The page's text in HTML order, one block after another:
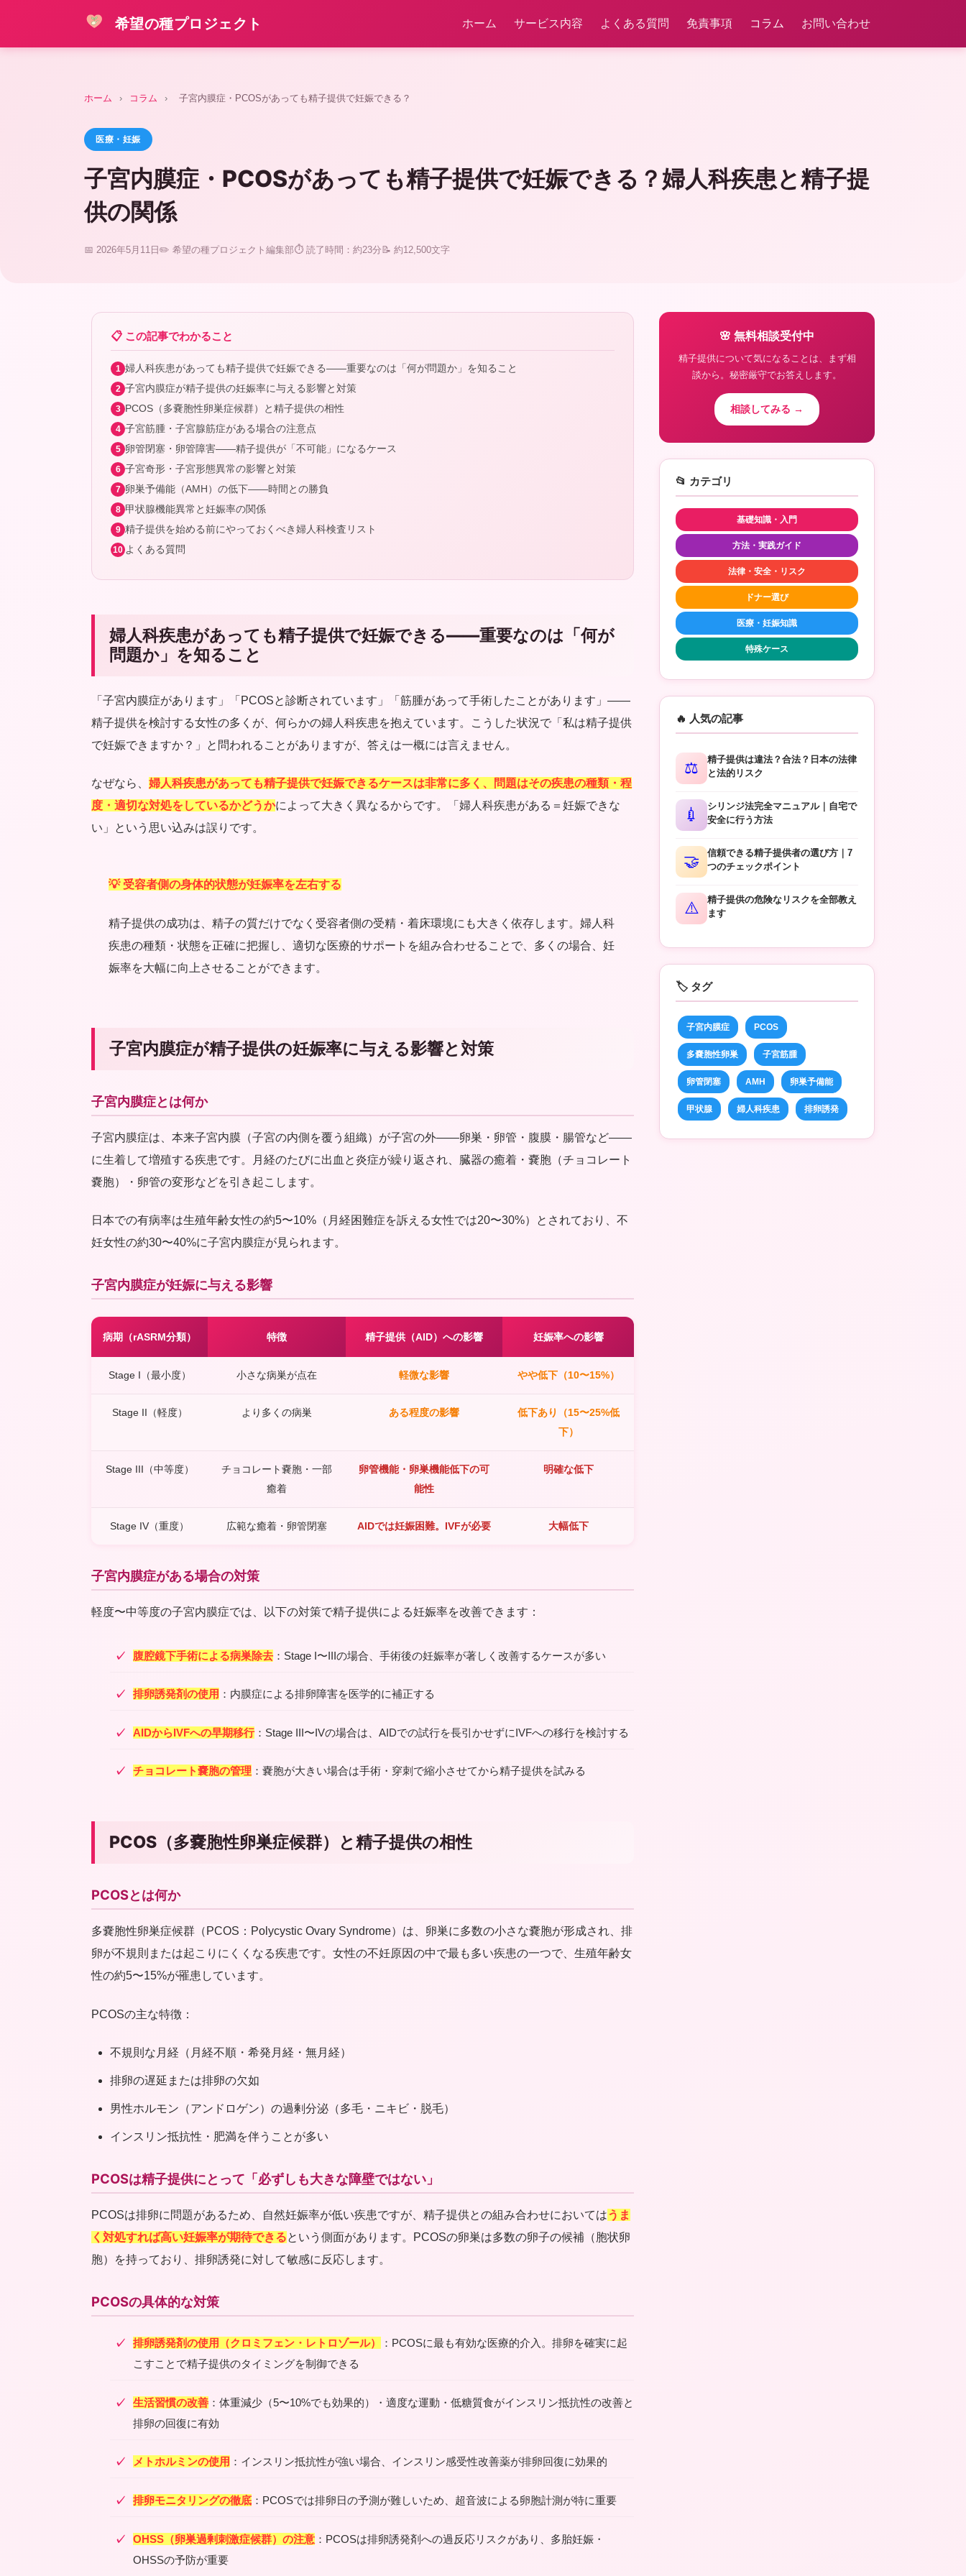
希望の種プロジェクト ホーム サービス内容 よくある質問 免責事項 コラム お問い合わせ
ホーム › コラム › 子宮内膜症・PCOSがあっても精子提供で妊娠できる？
医療・妊娠
子宮内膜症・PCOSがあっても精子提供で妊娠できる？婦人科疾患と精子提
供の関係
📅 2026年5月11日 ✏️ 希望の種プロジェクト編集部⏱ 読了時間：約23分 📝 約12,500文字
📋 この記事でわかること
婦人科疾患があっても精子提供で妊娠できる——重要なのは「何が問題か」を知ること
子宮内膜症が精子提供の妊娠率に与える影響と対策
PCOS（多嚢胞性卵巣症候群）と精子提供の相性
子宮筋腫・子宮腺筋症がある場合の注意点
卵管閉塞・卵管障害——精子提供が「不可能」になるケース
子宮奇形・子宮形態異常の影響と対策
卵巣予備能（AMH）の低下——時間との勝負
甲状腺機能異常と妊娠率の関係
精子提供を始める前にやっておくべき婦人科検査リスト
よくある質問
婦人科疾患があっても精子提供で妊娠できる——重要なのは「何が
問題か」を知ること
「子宮内膜症があります」「PCOSと診断されています」「筋腫があって手術したことがあります」——
精子提供を検討する女性の多くが、何らかの婦人科疾患を抱えています。こうした状況で「私は精子提供
で妊娠できますか？」と問われることがありますが、答えは一概には言えません。
なぜなら、 婦人科疾患があっても精子提供で妊娠できるケースは非常に多く、問題はその疾患の種類・程
度・適切な対処をしているかどうかによって大きく異なるからです。「婦人科疾患がある＝妊娠できな
い」という思い込みは誤りです。
💡 受容者側の身体的状態が妊娠率を左右する
精子提供の成功は、精子の質だけでなく受容者側の受精・着床環境にも大きく依存します。婦人科
疾患の種類・状態を正確に把握し、適切な医療的サポートを組み合わせることで、多くの場合、妊
娠率を大幅に向上させることができます。
子宮内膜症が精子提供の妊娠率に与える影響と対策
子宮内膜症とは何か
子宮内膜症は、本来子宮内膜（子宮の内側を覆う組織）が子宮の外——卵巣・卵管・腹膜・腸管など——
に生着して増殖する疾患です。月経のたびに出血と炎症が繰り返され、臓器の癒着・嚢胞（チョコレート
嚢胞）・卵管の変形などを引き起こします。
日本での有病率は生殖年齢女性の約5〜10%（月経困難症を訴える女性では20〜30%）とされており、不
妊女性の約30〜40%に子宮内膜症が見られます。
子宮内膜症が妊娠に与える影響
病期（rASRM分類） 特徴 精子提供（AID）への影響 妊娠率への影響
Stage I（最小度） 小さな病巣が点在 軽微な影響 やや低下（10〜15%）
Stage II（軽度） より多くの病巣 ある程度の影響
低下あり（15〜25%低
下）
Stage III（中等度）
チョコレート嚢胞・一部
癒着
卵管機能・卵巣機能低下の可
能性
明確な低下
Stage IV（重度） 広範な癒着・卵管閉塞 AIDでは妊娠困難。IVFが必要 大幅低下
子宮内膜症がある場合の対策
軽度〜中等度の子宮内膜症では、以下の対策で精子提供による妊娠率を改善できます：
腹腔鏡下手術による病巣除去：Stage I〜IIIの場合、手術後の妊娠率が著しく改善するケースが多い
排卵誘発剤の使用 ：内膜症による排卵障害を医学的に補正する
AIDからIVFへの早期移行：Stage III〜IVの場合は、AIDでの試行を長引かせずにIVFへの移行を検討する
チョコレート嚢胞の管理：嚢胞が大きい場合は手術・穿刺で縮小させてから精子提供を試みる
PCOS（多嚢胞性卵巣症候群）と精子提供の相性
PCOSとは何か
多嚢胞性卵巣症候群（PCOS：Polycystic Ovary Syndrome）は、卵巣に多数の小さな嚢胞が形成され、排
卵が不規則または起こりにくくなる疾患です。女性の不妊原因の中で最も多い疾患の一つで、生殖年齢女
性の約5〜15%が罹患しています。
PCOSの主な特徴：
不規則な月経（月経不順・希発月経・無月経）
排卵の遅延または排卵の欠如
男性ホルモン（アンドロゲン）の過剰分泌（多毛・ニキビ・脱毛）
インスリン抵抗性・肥満を伴うことが多い
PCOSは精子提供にとって「必ずしも大きな障壁ではない」
PCOSは排卵に問題があるため、自然妊娠率が低い疾患ですが、精子提供との組み合わせにおいてはうま
く対処すれば高い妊娠率が期待できるという側面があります。PCOSの卵巣は多数の卵子の候補（胞状卵
胞）を持っており、排卵誘発に対して敏感に反応します。
PCOSの具体的な対策
排卵誘発剤の使用（クロミフェン・レトロゾール）
：PCOSに最も有効な医療的介入。排卵を確実に起
こすことで精子提供のタイミングを制御できる
生活習慣の改善：体重減少（5〜10%でも効果的）・適度な運動・低糖質食がインスリン抵抗性の改善と
排卵の回復に有効
メトホルミンの使用 ：インスリン抵抗性が強い場合、インスリン感受性改善薬が排卵回復に効果的
排卵モニタリングの徹底：PCOSでは排卵日の予測が難しいため、超音波による卵胞計測が特に重要
OHSS（卵巣過剰刺激症候群）の注意：PCOSは排卵誘発剤への過反応リスクがあり、多胎妊娠・
OHSSの予防が重要
🌸 無料相談受付中
精子提供について気になることは、まず相
談から。秘密厳守でお答えします。
相談してみる →
📂 カテゴリ
基礎知識・入門
方法・実践ガイド
法律・安全・リスク
ドナー選び
医療・妊娠知識
特殊ケース
🔥 人気の記事
⚖️
精子提供は違法？合法？日本の法律
と法的リスク
💉
シリンジ法完全マニュアル｜自宅で
安全に行う方法
🤝
信頼できる精子提供者の選び方｜7
つのチェックポイント
⚠️
精子提供の危険なリスクを全部教え
ます
🏷️ タグ
子宮内膜症 PCOS
多嚢胞性卵巣 子宮筋腫
卵管閉塞 AMH 卵巣予備能
甲状腺 婦人科疾患 排卵誘発